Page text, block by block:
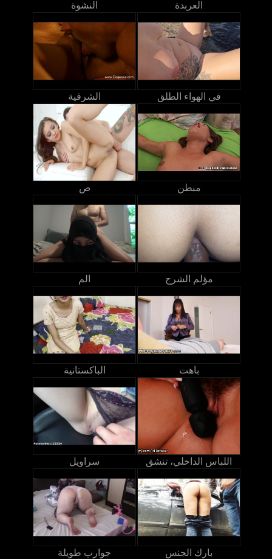
النشوة العربدة
الشرقية في الهواء الطلق
ص مبطن
الم مؤلم الشرج
الباكستانية باهت
سراويل اللباس الداخلي، تنشق
جوارب طويلة بارك الجنس